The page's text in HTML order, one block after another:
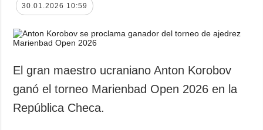
30.01.2026 10:59
El gran maestro ucraniano Anton Korobov
ganó el torneo Marienbad Open 2026 en la
República Checa.